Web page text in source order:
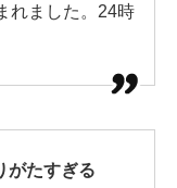
れました。24時
がたすぎる